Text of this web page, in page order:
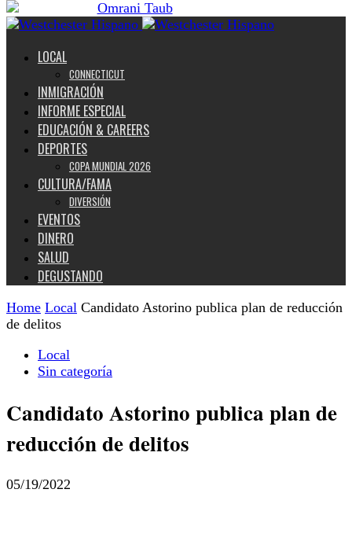
LOCAL
CONNECTICUT
INMIGRACIÓN
INFORME ESPECIAL
EDUCACIÓN & CAREERS
DEPORTES
COPA MUNDIAL 2026
CULTURA/FAMA
DIVERSIÓN
EVENTOS
DINERO
SALUD
DEGUSTANDO
Home Local Candidato Astorino publica plan de reducción
de delitos
Local
Sin categoría
Candidato Astorino publica plan de
reducción de delitos
05/19/2022